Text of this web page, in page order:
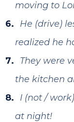
moving to
He (drive)
realized he
They were
the kitchen
I (not /
at night!